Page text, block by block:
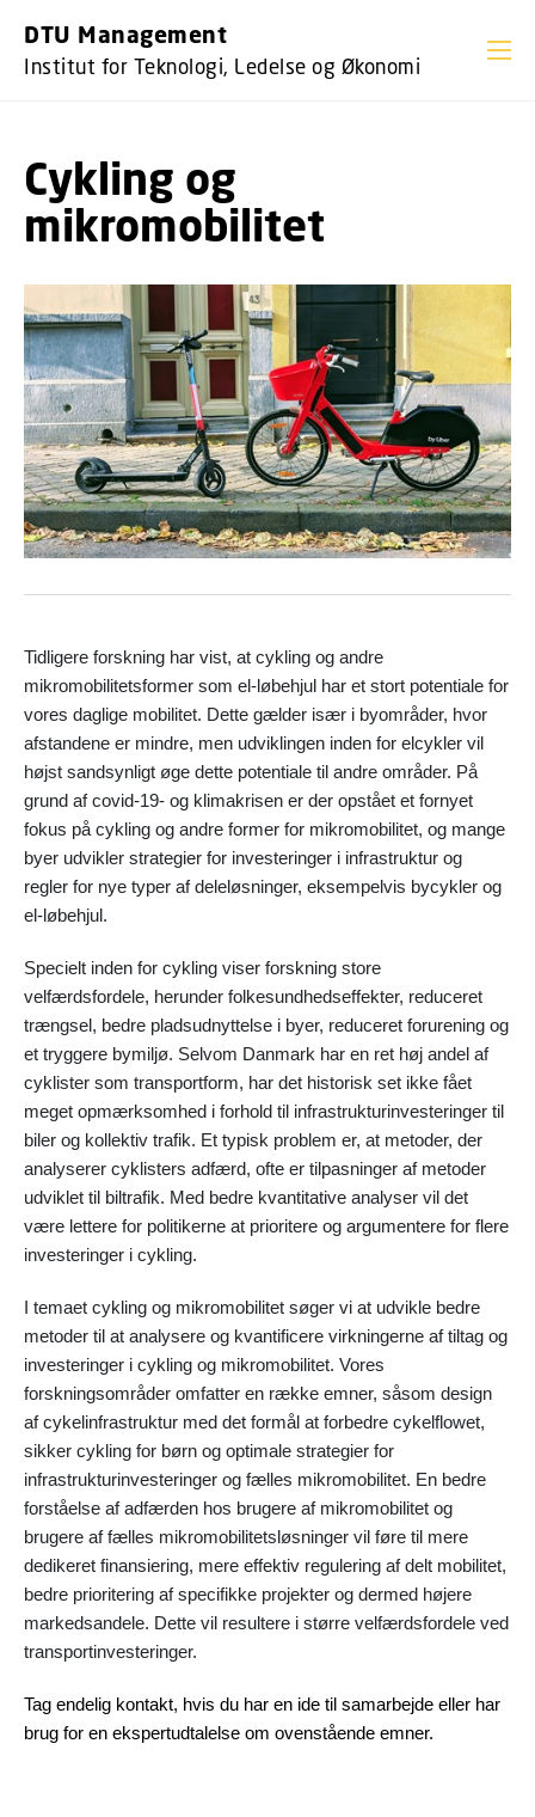
DTU Management
Institut for Teknologi, Ledelse og Økonomi
Cykling og
mikromobilitet
Tidligere forskning har vist, at cykling og andre
mikromobilitetsformer som el-løbehjul har et stort potentiale for
vores daglige mobilitet. Dette gælder især i byområder, hvor
afstandene er mindre, men udviklingen inden for elcykler vil
højst sandsynligt øge dette potentiale til andre områder. På
grund af covid-19- og klimakrisen er der opstået et fornyet
fokus på cykling og andre former for mikromobilitet, og mange
byer udvikler strategier for investeringer i infrastruktur og
regler for nye typer af deleløsninger, eksempelvis bycykler og
el-løbehjul.
Specielt inden for cykling viser forskning store
velfærdsfordele, herunder folkesundhedseffekter, reduceret
trængsel, bedre pladsudnyttelse i byer, reduceret forurening og
et tryggere bymiljø. Selvom Danmark har en ret høj andel af
cyklister som transportform, har det historisk set ikke fået
meget opmærksomhed i forhold til infrastrukturinvesteringer til
biler og kollektiv trafik. Et typisk problem er, at metoder, der
analyserer cyklisters adfærd, ofte er tilpasninger af metoder
udviklet til biltrafik. Med bedre kvantitative analyser vil det
være lettere for politikerne at prioritere og argumentere for flere
investeringer i cykling.
I temaet cykling og mikromobilitet søger vi at udvikle bedre
metoder til at analysere og kvantificere virkningerne af tiltag og
investeringer i cykling og mikromobilitet. Vores
forskningsområder omfatter en række emner, såsom design
af cykelinfrastruktur med det formål at forbedre cykelflowet,
sikker cykling for børn og optimale strategier for
infrastrukturinvesteringer og fælles mikromobilitet. En bedre
forståelse af adfærden hos brugere af mikromobilitet og
brugere af fælles mikromobilitetsløsninger vil føre til mere
dedikeret finansiering, mere effektiv regulering af delt mobilitet,
bedre prioritering af specifikke projekter og dermed højere
markedsandele. Dette vil resultere i større velfærdsfordele ved
transportinvesteringer.
Tag endelig kontakt, hvis du har en ide til samarbejde eller har
brug for en ekspertudtalelse om ovenstående emner.